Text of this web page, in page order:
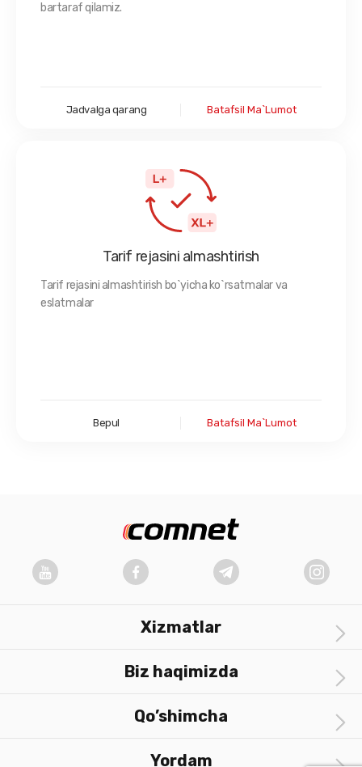
bartaraf qilamiz.
Jadvalga qarang Batafsil Ma`lumot
Tarif rejasini almashtirish
Tarif rejasini almashtirish bo`yicha ko`rsatmalar va
eslatmalar
Bepul Batafsil Ma`lumot
Xizmatlar
Biz haqimizda
Qo’shimcha
Yordam